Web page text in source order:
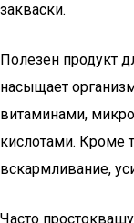
закваски.
Полезен продукт
насыщает
витаминами,
кислотами. Кроме
вскармливание,
Часто